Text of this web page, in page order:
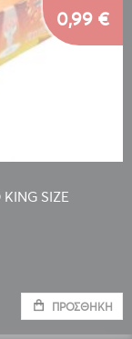
SIZE
0,99 €
ΠΡΟΣΘΉΚΗ